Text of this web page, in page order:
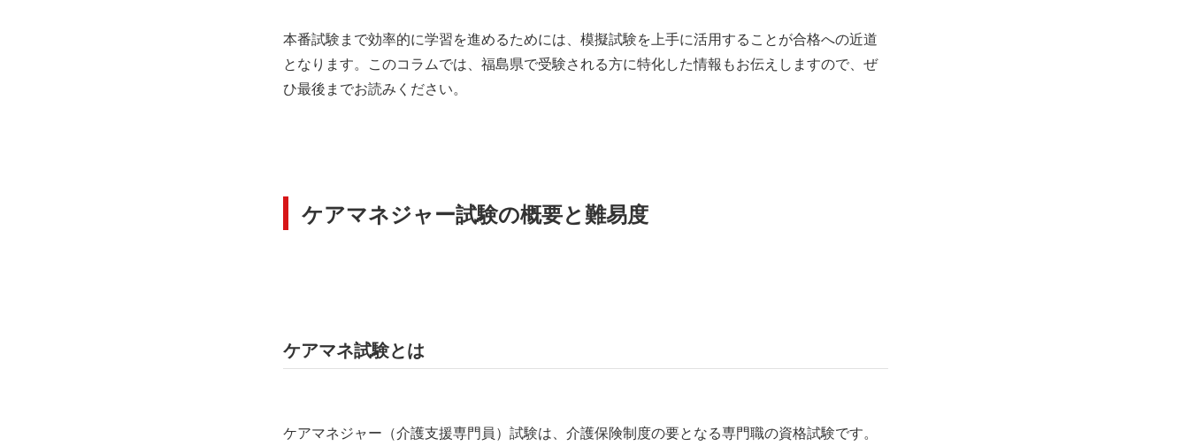
本番試験まで効率的に学習を進めるためには、模擬試験を上手に活用することが合格への近道
となります。このコラムでは、福島県で受験される方に特化した情報もお伝えしますので、ぜ
ひ最後までお読みください。
ケアマネジャー試験の概要と難易度
ケアマネ試験とは
ケアマネジャー（介護支援専門員）試験は、介護保険制度の要となる専門職の資格試験です。